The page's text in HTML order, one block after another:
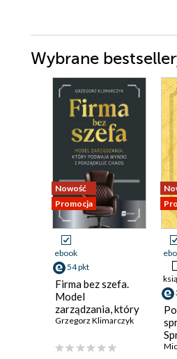
Wybrane
Nowość
Promocja
ebook
54 pkt
Firma bez szefa.
Model
zarządzania, który
podwaja wyniki i
Grzegorz Klimarczyk